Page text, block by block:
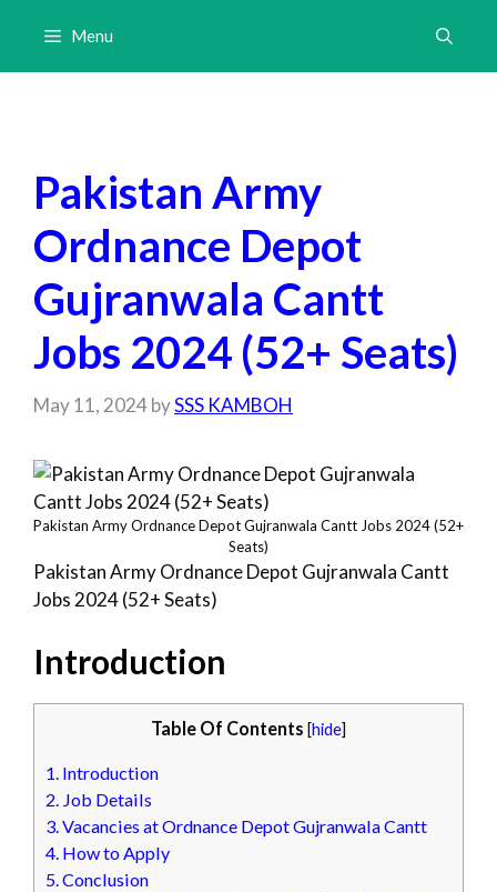
content
Menu
Pakistan Army
Ordnance Depot
Gujranwala Cantt
Jobs 2024 (52+ Seats)
May 11, 2024bySSS KAMBOH
Pakistan Army Ordnance Depot Gujranwala Cantt Jobs 2024 (52+
Seats)
Pakistan Army Ordnance Depot Gujranwala Cantt
Jobs 2024 (52+ Seats)
Introduction
Table Of Contents [hide]
1. Introduction
2. Job Details
3.Vacancies at Ordnance Depot Gujranwala Cantt
4. How to Apply
5.Conclusion